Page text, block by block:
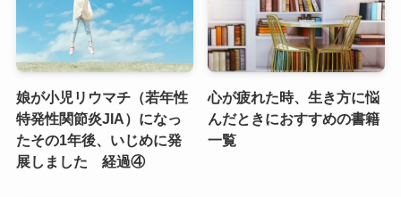
娘が小児リウマチ（若年性
特発性関節炎JIA）になっ
たその1年後、いじめに発
展しました 経過④
心が疲れた時、生き方に悩
んだときにおすすめの書籍
一覧